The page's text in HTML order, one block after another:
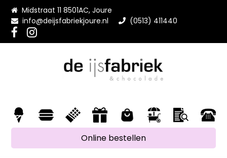
Midstraat 11 8501AC, Joure
info@deijsfabriekjoure.nl
(0513) 411440
Online bestellen